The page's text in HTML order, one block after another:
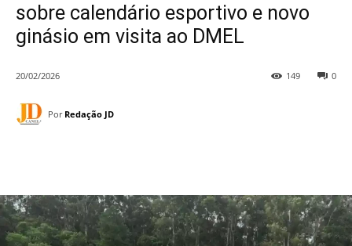
sobre calendário esportivo e novo
ginásio em visita ao DMEL
20/02/2026 0
149
Por Redação JD